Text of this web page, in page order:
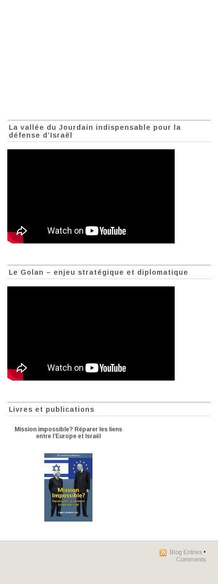
La vallée du Jourdain indispensable pour la
défense d’Israël
Le Golan – enjeu stratégique et diplomatique
Livres et publications
Mission impossible? Réparer les liens
entre l’Europe et Israël
Blog Entries •
Comments